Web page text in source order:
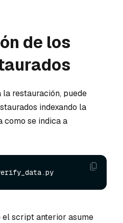
de los
restauración, puede
indexando la
como se indica a
el script anterior asume